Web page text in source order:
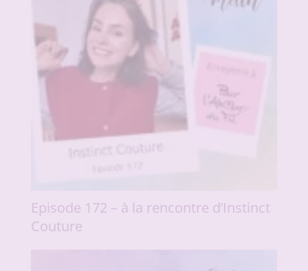
Episode 172 – à la rencontre d’Instinct
Couture